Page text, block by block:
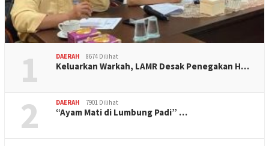
1 DAERAH 8674 Dilihat
Keluarkan Warkah, LAMR Desak Penegakan H…
2 DAERAH 7901 Dilihat
“Ayam Mati di Lumbung Padi” …